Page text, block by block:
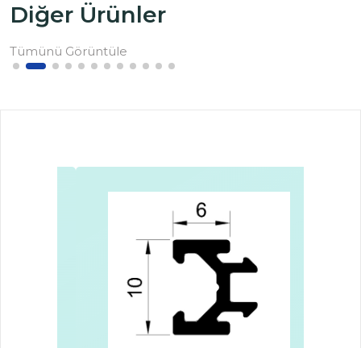
Diğer Ürünler
Tümünü Görüntüle